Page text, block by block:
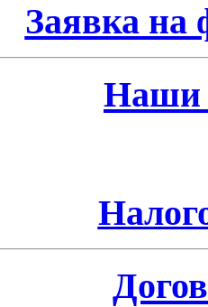
Заявка на
Наши